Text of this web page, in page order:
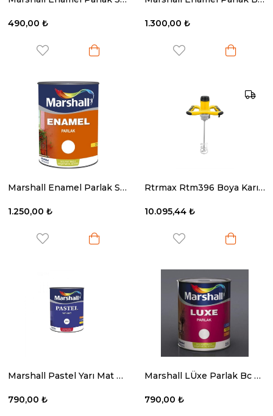
490,00 ₺ 1.300,00 ₺
Marshall Enamel Parlak Siyah 2.5 Lt.
1.250,00 ₺
Rtrmax Rtm396 Boya Karıştırıcı 1800W
10.095,44 ₺
Marshall Pastel Yarı Mat Bw Baz 1 Lt
790,00 ₺
Marshall LÜxe Parlak Bc Baz 1 Lt.
790,00 ₺